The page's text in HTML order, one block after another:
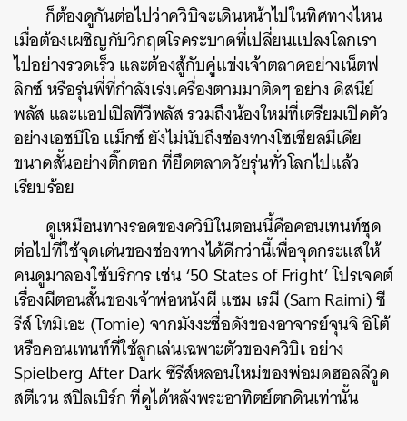
ก็ต้องดูกันต่อไปว่าควิบิจะเดินหน้าไปในทิศทางไหน
เมื่อต้องเผชิญกับวิกฤตโรคระบาดที่เปลี่ยนแปลงโลกเรา
ไปอย่างรวดเร็ว และต้องสู้กับคู่แข่งเจ้าตลาดอย่างเน็ตฟ
ลิกซ์ หรือรุ่นพี่ที่กำลังเร่งเครื่องตามมาติดๆ อย่าง ดิสนีย์
พลัส และแอปเปิลทีวีพลัส รวมถึงน้องใหม่ที่เตรียมเปิดตัว
อย่างเอชบีโอ แม็กซ์ ยังไม่นับถึงช่องทางโซเชียลมีเดีย
ขนาดสั้นอย่างติ๊กตอก ที่ยึดตลาดวัยรุ่นทั่วโลกไปแล้ว
เรียบร้อย
ดูเหมือนทางรอดของควิบิในตอนนี้คือคอนเทนท์ชุด
ต่อไปที่ใช้จุดเด่นของช่องทางได้ดีกว่านี้เพื่อจุดกระแสให้
คนดูมาลองใช้บริการ เช่น ‘50 States of Fright’ โปรเจคต์
เรื่องผีตอนสั้นของเจ้าพ่อหนังผี แซม เรมี (Sam Raimi) ซี
รีส์ โทมิเอะ (Tomie) จากมังงะชื่อดังของอาจารย์จุนจิ อิโต้
หรือคอนเทนท์ที่ใช้ลูกเล่นเฉพาะตัวของควิบิเ อย่าง
Spielberg After Dark ซีรีส์หลอนใหม่ของพ่อมดฮอลลีวูด
สตีเวน สปิลเบิร์ก ที่ดูได้หลังพระอาทิตย์ตกดินเท่านั้น
ค้นหา
SHARE TWEET LINE EMAIL